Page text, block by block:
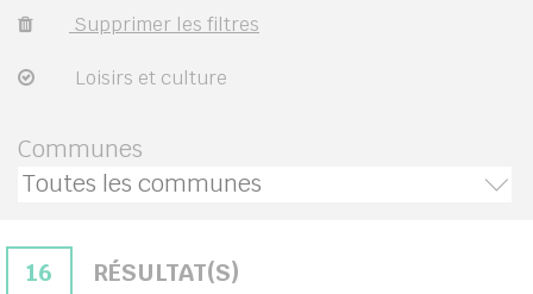
Supprimer les filtres
Loisirs et culture
Communes
16 RÉSULTAT(S)